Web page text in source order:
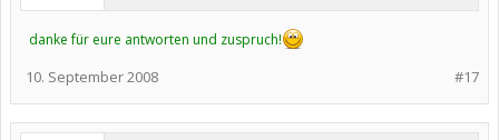
danke für eure antworten und zuspruch!
#17
10. September 2008